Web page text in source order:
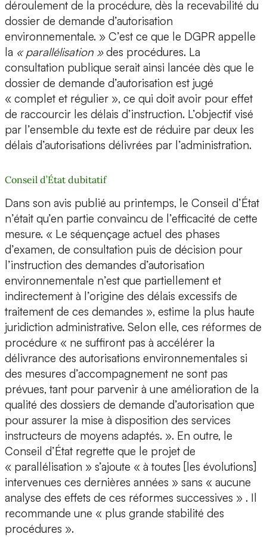
déroulement de la procédure, dès la recevabilité du
dossier de demande d’autorisation
environnementale. » C’est ce que le DGPR appelle
la « parallélisation »des procédures. La
consultation publique serait ainsi lancée dès que le
dossier de demande d’autorisation est jugé
« complet et régulier », ce qui doit avoir pour effet
de raccourcir les délais d’instruction. L’objectif visé
par l’ensemble du texte est de réduire par deux les
délais d’autorisations délivrées par l’administration.
Conseil d’État dubitatif
Dans son avis publié au printemps, le Conseil d’État
n’était qu’en partie convaincu de l’efficacité de cette
mesure. « Le séquençage actuel des phases
d’examen, de consultation puis de décision pour
l’instruction des demandes d’autorisation
environnementale n’est que partiellement et
indirectement à l’origine des délais excessifs de
traitement de ces demandes », estime la plus haute
juridiction administrative. Selon elle, ces réformes de
procédure « ne suffiront pas à accélérer la
délivrance des autorisations environnementales si
des mesures d’accompagnement ne sont pas
prévues, tant pour parvenir à une amélioration de la
qualité des dossiers de demande d’autorisation que
pour assurer la mise à disposition des services
instructeurs de moyens adaptés. ». En outre, le
Conseil d’État regrette que le projet de
« parallélisation » s’ajoute « à toutes [les évolutions]
intervenues ces dernières années » sans « aucune
analyse des effets de ces réformes successives » . Il
recommande une « plus grande stabilité des
procédures ».